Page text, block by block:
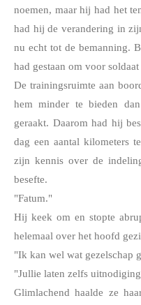
noemen, maar hij had het
had hij de verandering in
nu echt tot de bemanning.
had gestaan om voor
De trainingsruimte aan
hem minder te bieden
geraakt. Daarom had hij
dag een aantal kilometers
zijn kennis over de
besefte.
"Fatum."
Hij keek om en stopte
helemaal over het hoofd
"Ik kan wel wat gezelschap
"Jullie laten zelfs
Glimlachend haalde ze